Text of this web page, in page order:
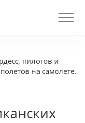
пилотов и
на самолете.